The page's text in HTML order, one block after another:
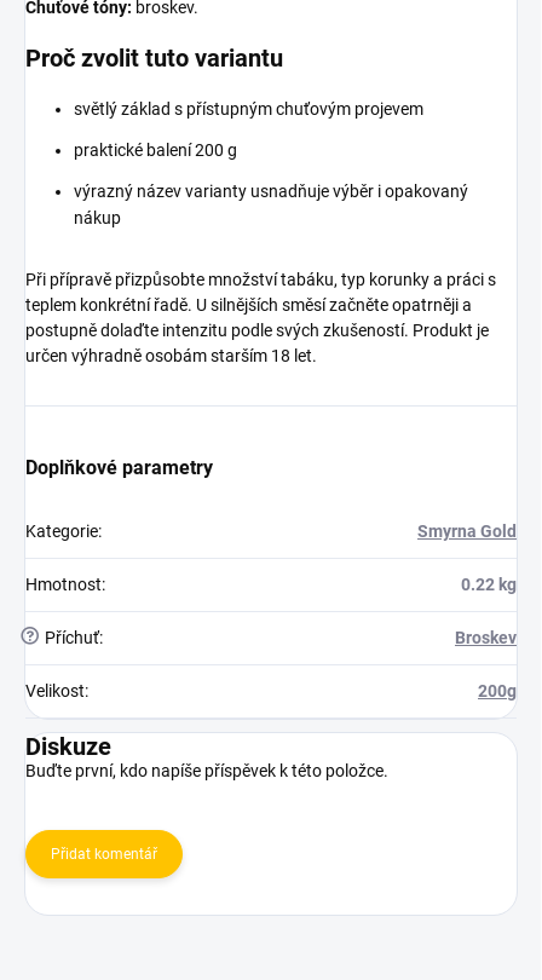
Chuťové tóny: broskev.
Proč zvolit tuto variantu
světlý základ s přístupným chuťovým projevem
praktické balení 200 g
výrazný název varianty usnadňuje výběr i opakovaný
nákup
Při přípravě přizpůsobte množství tabáku, typ korunky a práci s
teplem konkrétní řadě. U silnějších směsí začněte opatrněji a
postupně dolaďte intenzitu podle svých zkušeností. Produkt je
určen výhradně osobám starším 18 let.
Doplňkové parametry
Kategorie: Smyrna Gold
Hmotnost: 0.22 kg
? Příchuť: Broskev
Velikost: 200g
Diskuze
Buďte první, kdo napíše příspěvek k této položce.
Přidat komentář